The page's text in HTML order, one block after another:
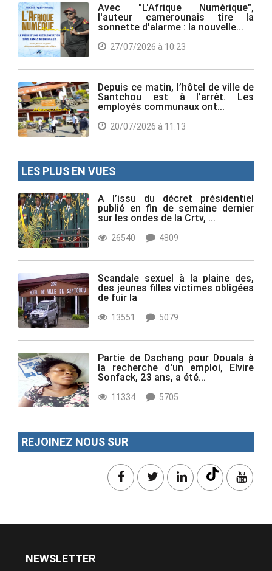
Avec "L'Afrique Numérique",
l'auteur camerounais tire la
sonnette d'alarme : la nouvelle...
27/07/2026 à 10:23
Depuis ce matin, l’hôtel de ville de
Santchou est à l’arrêt. Les
employés communaux ont...
20/07/2026 à 11:13
LES PLUS EN VUES
A l’issu du décret présidentiel
publié en fin de semaine dernier
sur les ondes de la Crtv, ...
26540 4809
Scandale sexuel à la plaine des,
des jeunes filles victimes obligées
de fuir la
13551 5079
Partie de Dschang pour Douala à
la recherche d'un emploi, Elvire
Sonfack, 23 ans, a été...
11334 5705
REJOINEZ NOUS SUR
NEWSLETTER